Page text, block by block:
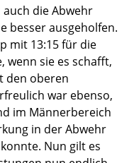
die Abwehr
besser ausgeholfen.
mit 13:15 für die
wenn sie es schafft,
den oberen
war ebenso,
im Männerbereich
in der Abwehr
Nun gilt es